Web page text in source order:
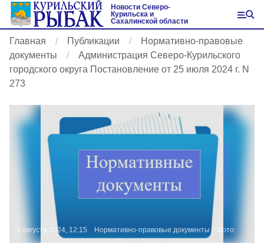
Новости Северо-
Курильска и
Сахалинской области
Главная Публикации
Нормативно-правовые
документы
Администрация Северо-Курильского
городского округа Постановление от 25 июля 2024 г. N
273
1 августа 2024, 12:15 Нормативно-правовые документы Фото: